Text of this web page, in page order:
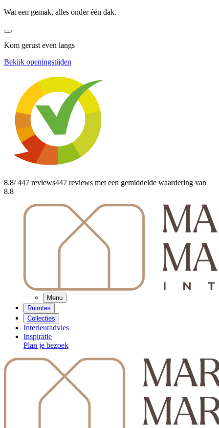
Wat een gemak, alles onder één dak.
Kom gerust even langs
Bekijk openingstijden
8.8/ 447 reviews447 reviews met een gemiddelde waardering van
8.8
Menu
Ruimtes
Collecties
Interieuradvies
Inspiratie
Plan je bezoek